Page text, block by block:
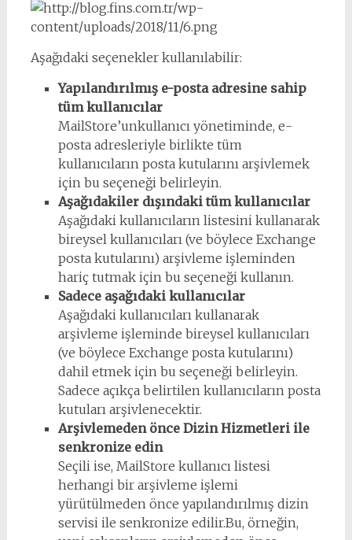
Aşağıdaki seçenekler kullanılabilir:
Yapılandırılmış e-posta adresine sahip
tüm kullanıcılar
MailStore’unkullanıcı yönetiminde, e-
posta adresleriyle birlikte tüm
kullanıcıların posta kutularını arşivlemek
için bu seçeneği belirleyin.
Aşağıdakiler dışındaki tüm kullanıcılar
Aşağıdaki kullanıcıların listesini kullanarak
bireysel kullanıcıları (ve böylece Exchange
posta kutularını) arşivleme işleminden
hariç tutmak için bu seçeneği kullanın.
Sadece aşağıdaki kullanıcılar
Aşağıdaki kullanıcıları kullanarak
arşivleme işleminde bireysel kullanıcıları
(ve böylece Exchange posta kutularını)
dahil etmek için bu seçeneği belirleyin.
Sadece açıkça belirtilen kullanıcıların posta
kutuları arşivlenecektir.
Arşivlemeden önce Dizin Hizmetleri ile
senkronize edin
Seçili ise, MailStore kullanıcı listesi
herhangi bir arşivleme işlemi
yürütülmeden önce yapılandırılmış dizin
servisi ile senkronize edilir.Bu, örneğin,